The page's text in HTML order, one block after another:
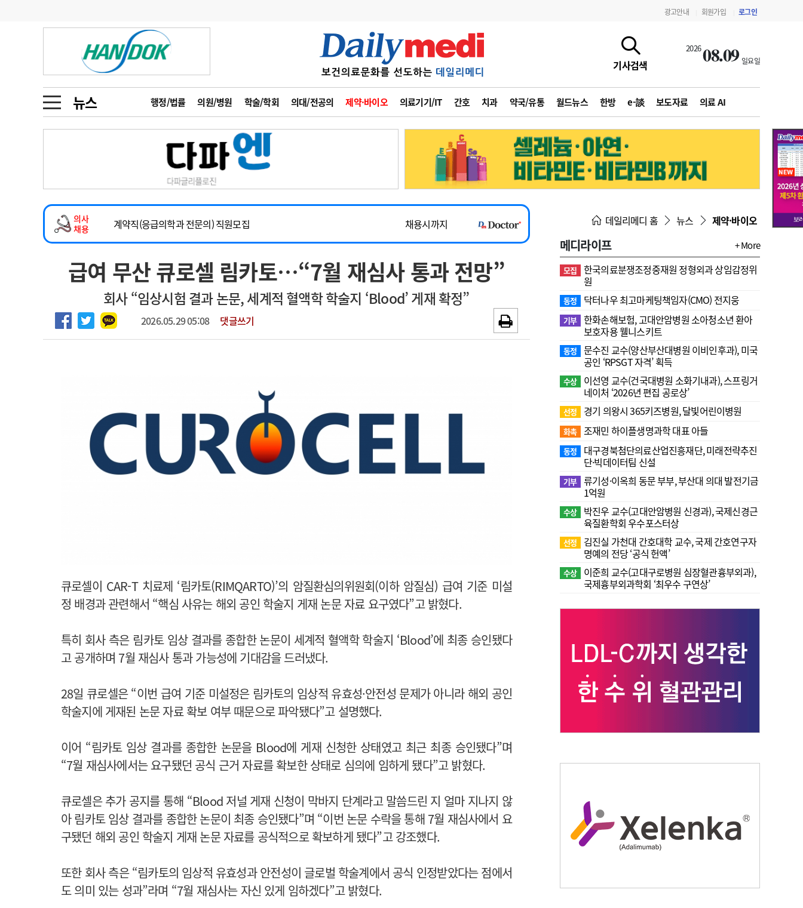
광고안내 회원가입 로그인
기사검색
202608.09 일요일
뉴스 행정/법률 의원/병원 학술/학회 의대/전공의 제약·바이오 의료기기/IT 간호 치과 약국/유통 월드뉴스 한방 e-談 보도자료 의료 AI
금주의 검색어
1
의사인력 수급 추계
2
성분명 처방
3
AI의료
4
전공의 모집 결과
6
관리급여 실시
지필공 지원책
수련환경 개선
의과대학 입시
인사 사고
오피니언 수첩
인물 초대석 피플
동영상뉴스
포토뉴스
메디 Hospital 지역병원 중소병원
인포메이션 행정처분 판례 정책/통계 공시 지침·기준·평가 약제급여 심사 결과
고객센터 회사소개 법적고지 광고안내
의사
채용
2026년 하반기 인턴 모집
~2026-08-31
마취통증의학과 임기제 임상의사 채용
채용시까지
계약직(응급의학과 전문의) 직원모집
채용시까지
하반기 전공의(레지던트1년차) 모집
~2026-08-15
2026년 하반기 인턴 모집
~2026-08-31
마취통증의학과 임기제 임상의사 채용
채용시까지
급여 무산 큐로셀 림카토…“7월 재심사 통과 전망”
회사 “임상시험 결과 논문, 세계적 혈액학 학술지 ‘Blood’ 게재 확정”
2026.05.29 05:08 댓글쓰기
큐로셀이 CAR-T 치료제 ‘림카토(RIMQARTO)’의 암질환심의위원회(이하 암질심) 급여 기준 미설
정 배경과 관련해서 “핵심 사유는 해외 공인 학술지 게재 논문 자료 요구였다”고 밝혔다.
특히 회사 측은 림카토 임상 결과를 종합한 논문이 세계적 혈액학 학술지 ‘Blood’에 최종 승인됐다
고 공개하며 7월 재심사 통과 가능성에 기대감을 드러냈다.
28일 큐로셀은 “이번 급여 기준 미설정은 림카토의 임상적 유효성·안전성 문제가 아니라 해외 공인
학술지에 게재된 논문 자료 확보 여부 때문으로 파악됐다”고 설명했다.
이어 “림카토 임상 결과를 종합한 논문을 Blood에 게재 신청한 상태였고 최근 최종 승인됐다”며
“7월 재심사에서는 요구됐던 공식 근거 자료를 확보한 상태로 심의에 임하게 됐다”고 밝혔다.
큐로셀은 추가 공지를 통해 “Blood 저널 게재 신청이 막바지 단계라고 말씀드린 지 얼마 지나지 않
아 림카토 임상 결과를 종합한 논문이 최종 승인됐다”며 “이번 논문 수락을 통해 7월 재심사에서 요
구됐던 해외 공인 학술지 게재 논문 자료를 공식적으로 확보하게 됐다”고 강조했다.
또한 회사 측은 “림카토의 임상적 유효성과 안전성이 글로벌 학술계에서 공식 인정받았다는 점에서
도 의미 있는 성과”라며 “7월 재심사는 자신 있게 임하겠다”고 밝혔다.
데일리메디 홈 뉴스 제약·바이오
메디라이프 + More
모집
한국의료분쟁조정중재원 정형외과 상임감정위
원
동정 닥터나우 최고마케팅책임자(CMO) 전지웅
기부 한화손해보험, 고대안암병원 소아청소년 환아
보호자용 웰니스키트
동정
문수진 교수( 양산부산대병원 이비인후과), 미국
공인 ‘RPSGT 자격’ 획득
수상
이선영 교수(건국대병원 소화기내과), 스프링거
네이처 ‘2026년 편집 공로상’
선정 경기 의왕시 365키즈병원, 달빛어린이병원
화촉 조재민 하이플생명과학 대표 아들
동정
대구경북첨단의료산업진흥재단, 미래전략추진
단·빅데이터팀 신설
기부 류기성·이옥희 동문 부부, 부산대 의대 발전기금
1억원
수상
박진우 교수(고대안암병원 신경과), 국제신경근
육질환학회 우수포스터상
선정
김진실 가천대 간호대학 교수, 국제 간호연구자
명예의 전당 ‘공식 헌액’
수상
이준희 교수(고대구로병원 심장혈관흉부외과),
국제흉부외과학회 ‘최우수 구연상’